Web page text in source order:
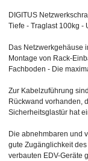
DIGITUS
Tiefe - Traglast 100kg -
Das Netzwerkgehäuse
Montage von Rack-
Fachboden - Die
Zur Kabelzuführung
Rückwand vorhanden,
Sicherheitsglastür hat
Die abnehmbaren und
gute Zugänglichkeit
verbauten EDV-Geräte